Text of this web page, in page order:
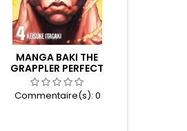
MANGA BAKI THE
GRAPPLER PERFECT
EDITION TOME 04
Commentaire(s):0